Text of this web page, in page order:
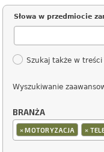
Słowa w przedmiocie
Szukaj także w
Wyszukiwanie
BRANŻA
×MOTORYZACJA ×